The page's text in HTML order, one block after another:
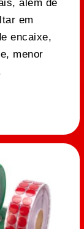
além de
em
encaixe,
menor